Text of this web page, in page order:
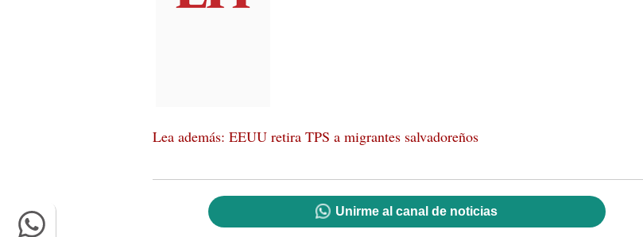
Lea además: EEUU retira TPS a migrantes salvadoreños
Unirme al canal de noticias